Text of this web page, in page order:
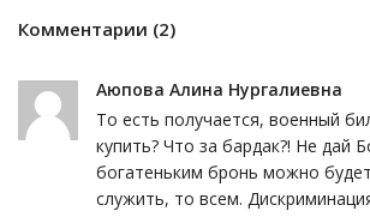
Комментарии (2)
Аюпова Алина Нургалиевна
То есть получается, военный
купить? Что за бардак?! Не дай
богатеньким бронь можно
служить, то всем.